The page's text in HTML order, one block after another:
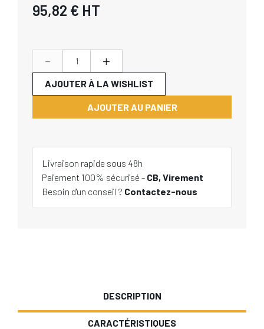
95,82 € HT
- +
AJOUTER AU PANIER
AJOUTER À LA WISHLIST
Livraison rapide sous 48h
Paiement 100% sécurisé - CB, Virement
Besoin d'un conseil ? Contactez-nous
DESCRIPTION
CARACTÉRISTIQUES